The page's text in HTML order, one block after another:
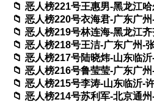
恶人榜221号王惠男-黑龙江
恶人榜220号衣海君-广东广
恶人榜219号林连海-黑龙江
恶人榜218号王洁-广东广州-
恶人榜217号陆晓炜-山东临
恶人榜216号鲁莹莹-广东广
恶人榜215号李涛-山东临沂-
恶人榜214号苏利军-北京通